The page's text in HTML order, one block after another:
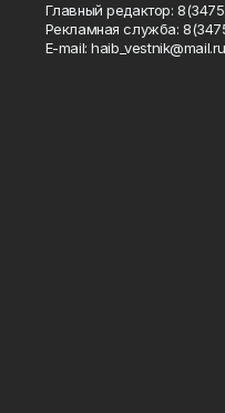
Главный редактор:
Рекламная служба:
Е-mаil: haib_vestnik@mail.ru